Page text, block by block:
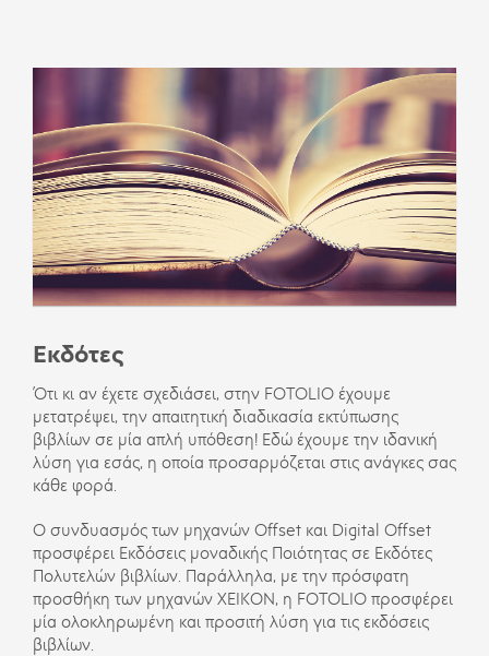
Εκδότες
Ότι κι αν έχετε σχεδιάσει, στην FOTOLIO έχουμε
μετατρέψει, την απαιτητική διαδικασία εκτύπωσης
βιβλίων σε μία απλή υπόθεση! Εδώ έχουμε την ιδανική
λύση για εσάς, η οποία προσαρμόζεται στις ανάγκες σας
κάθε φορά.
Ο συνδυασμός των μηχανών Offset και Digital Offset
προσφέρει Εκδόσεις μοναδικής Ποιότητας σε Εκδότες
Πολυτελών βιβλίων. Παράλληλα, με την πρόσφατη
προσθήκη των μηχανών XEIKON, η FOTOLIO προσφέρει
μία ολοκληρωμένη και προσιτή λύση για τις εκδόσεις
βιβλίων.